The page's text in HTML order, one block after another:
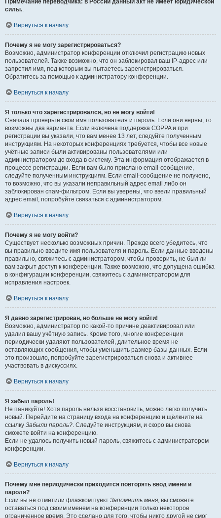
Примечание переводчика: в России данный акт не имеет юридической
силы..
Вернуться к началу
Почему я не могу зарегистрироваться?
Возможно, администратор конференции отключил регистрацию новых
пользователей. Также возможно, что он заблокировал ваш IP-адрес или
запретил имя, под которым вы пытаетесь зарегистрироваться.
Обратитесь за помощью к администратору конференции.
Вернуться к началу
Я только что зарегистрировался, но не могу войти!
Сначала проверьте свои имя пользователя и пароль. Если они верны, то
возможны два варианта. Если включена поддержка COPPA и при
регистрации вы указали, что вам менее 13 лет, следуйте полученным
инструкциям. На некоторых конференциях требуется, чтобы все новые
учётные записи были активированы пользователями или
администратором до входа в систему. Эта информация отображается в
процессе регистрации. Если вам было прислано email-сообщение,
следуйте полученным инструкциям. Если email-сообщение не получено,
то возможно, что вы указали неправильный адрес email либо он
заблокирован спам-фильтром. Если вы уверены, что ввели правильный
адрес email, попробуйте связаться с администратором.
Вернуться к началу
Почему я не могу войти?
Существует несколько возможных причин. Прежде всего убедитесь, что
вы правильно вводите имя пользователя и пароль. Если данные введены
правильно, свяжитесь с администратором, чтобы проверить, не был ли
вам закрыт доступ к конференции. Также возможно, что допущена ошибка
в конфигурации конференции, свяжитесь с администратором для
исправления настроек.
Вернуться к началу
Я давно зарегистрирован, но больше не могу войти!
Возможно, администратор по какой-то причине деактивировал или
удалил вашу учётную запись. Кроме того, многие конференции
периодически удаляют пользователей, длительное время не
оставляющих сообщения, чтобы уменьшить размер базы данных. Если
это произошло, попробуйте зарегистрироваться снова и активнее
участвовать в дискуссиях.
Вернуться к началу
Я забыл пароль!
Не паникуйте! Хотя пароль нельзя восстановить, можно легко получить
новый. Перейдите на страницу входа на конференцию и щёлкните на
ссылку Забыли пароль?. Следуйте инструкциям, и скоро вы снова
сможете войти на конференцию.
Если не удалось получить новый пароль, свяжитесь с администратором
конференции.
Вернуться к началу
Почему мне периодически приходится повторять ввод имени и
пароля?
Если вы не отметили флажком пункт Запомнить меня, вы сможете
оставаться под своим именем на конференции только некоторое
ограниченное время. Это сделано для того, чтобы никто другой не смог